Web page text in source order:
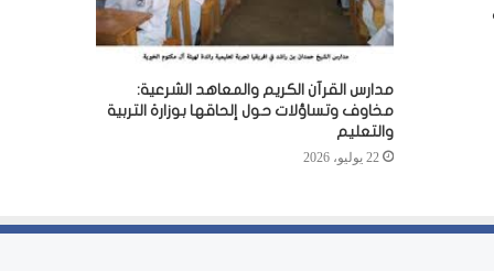
مدارس القرآن الكريم والمعاهد الشرعية:
مخاوف وتساؤلات حول إلحاقها بوزارة التربية
والتعليم
22 يوليو، 2026